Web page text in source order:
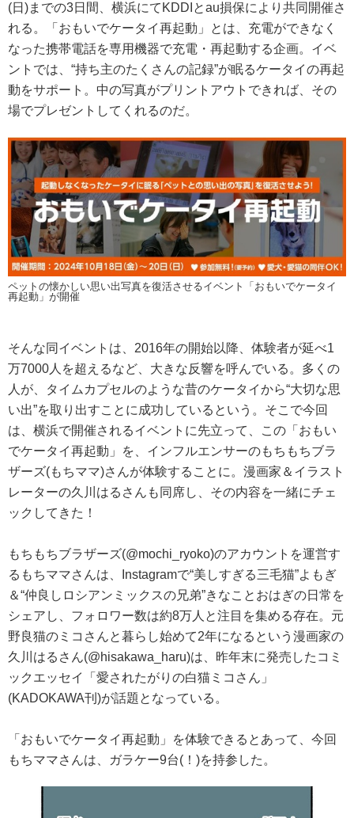
(日)までの3日間、横浜にてKDDIとau損保により共同開催さ
れる。「おもいでケータイ再起動」とは、充電ができなく
なった携帯電話を専用機器で充電・再起動する企画。イベ
ントでは、“持ち主のたくさんの記録”が眠るケータイの再起
動をサポート。中の写真がプリントアウトできれば、その
場でプレゼントしてくれるのだ。
ペットの懐かしい思い出写真を復活させるイベント「おもいでケータイ
再起動」が開催
そんな同イベントは、2016年の開始以降、体験者が延べ1
万7000人を超えるなど、大きな反響を呼んでいる。多くの
人が、タイムカプセルのような昔のケータイから“大切な思
い出”を取り出すことに成功しているという。そこで今回
は、横浜で開催されるイベントに先立って、この「おもい
でケータイ再起動」を、インフルエンサーのもちもちブラ
ザーズ(もちママ)さんが体験することに。漫画家＆イラスト
レーターの久川はるさんも同席し、その内容を一緒にチェ
ックしてきた！
もちもちブラザーズ(@mochi_ryoko)のアカウントを運営す
るもちママさんは、Instagramで“美しすぎる三毛猫”よもぎ
＆“仲良しロシアンミックスの兄弟”きなことおはぎの日常を
シェアし、フォロワー数は約8万人と注目を集める存在。元
野良猫のミコさんと暮らし始めて2年になるという漫画家の
久川はるさん(@hisakawa_haru)は、昨年末に発売したコミ
ックエッセイ「愛されたがりの白猫ミコさん」
(KADOKAWA刊)が話題となっている。
「おもいでケータイ再起動」を体験できるとあって、今回
もちママさんは、ガラケー9台(！)を持参した。